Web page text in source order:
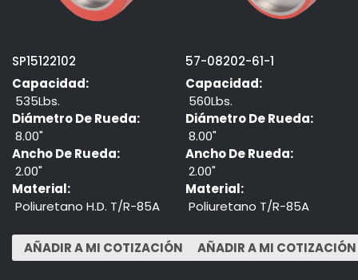
SP15122102
Capacidad:
535Lbs.
Diámetro De Rueda:
8.00"
Ancho De Rueda:
2.00"
Material:
Poliuretano H.D. T/R-85A
57-08202-61-1
Capacidad:
560Lbs.
Diámetro De Rueda:
8.00"
Ancho De Rueda:
2.00"
Material:
Poliuretano T/R-85A